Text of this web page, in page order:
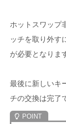
ホットスワップ
ッチを取り外す
が必要となりま
最後に新しいキ
チの交換は完了